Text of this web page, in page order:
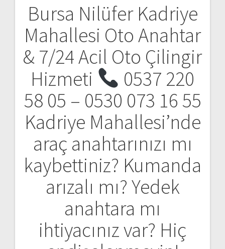
Bursa Nilüfer Kadriye
Mahallesi Oto Anahtar
& 7/24 Acil Oto Çilingir
Hizmeti
0537 220
58 05 – 0530 073 16 55
Kadriye Mahallesi’nde
araç anahtarınızı mı
kaybettiniz? Kumanda
arızalı mı? Yedek
anahtara mı
ihtiyacınız var? Hiç
d